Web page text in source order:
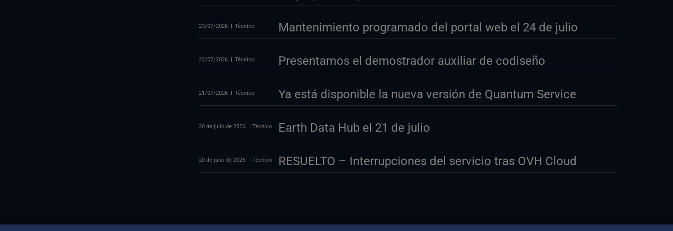
23/07/2026 Técnico Mantenimiento programado del portal web el 24 de julio
22/07/2026 Técnico Presentamos el demostrador auxiliar de codiseño
21/07/2026 Técnico Ya está disponible la nueva versión de Quantum Service
20 de julio de 2026 Técnico Earth Data Hub el 21 de julio
20 de julio de 2026 Técnico RESUELTO – Interrupciones del servicio tras OVH Cloud